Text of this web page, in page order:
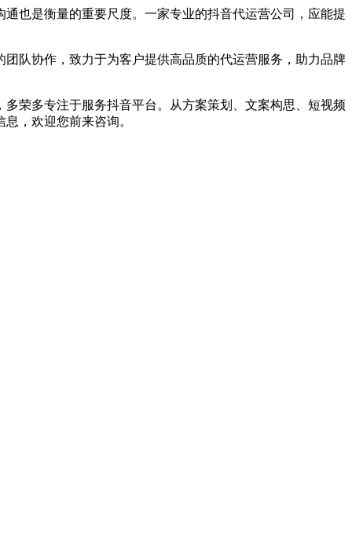
也是衡量的重要尺度。一家专业的抖音代运营公司，应能提
队协作，致力于为客户提供高品质的代运营服务，助力品牌
荣多专注于服务抖音平台。从方案策划、文案构思、短视频
，欢迎您前来咨询。